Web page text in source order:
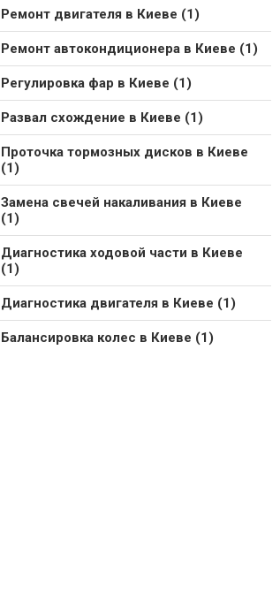
Ремонт двигателя в Киеве (1)
Ремонт автокондиционера в Киеве (1)
Регулировка фар в Киеве (1)
Развал схождение в Киеве (1)
Проточка тормозных дисков в Киеве
(1)
Замена свечей накаливания в Киеве
(1)
Диагностика ходовой части в Киеве
(1)
Диагностика двигателя в Киеве (1)
Балансировка колес в Киеве (1)